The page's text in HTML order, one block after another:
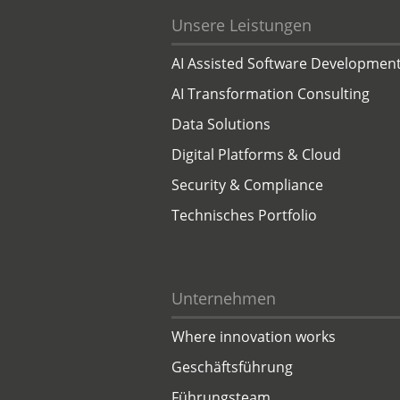
Unsere Leistungen
AI Assisted Software
AI Transformation Consulting
Data Solutions
Digital Platforms & Cloud
Security & Compliance
Technisches Portfolio
Unternehmen
Where innovation works
Geschäftsführung